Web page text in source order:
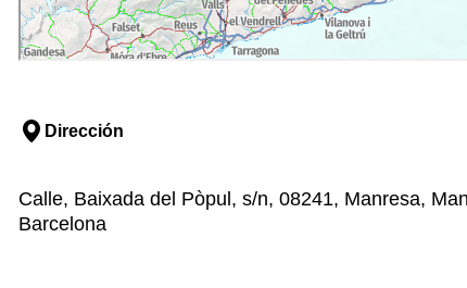
Dirección
Calle, Baixada del Pòpul, s/n, 08241, Manresa,
Barcelona